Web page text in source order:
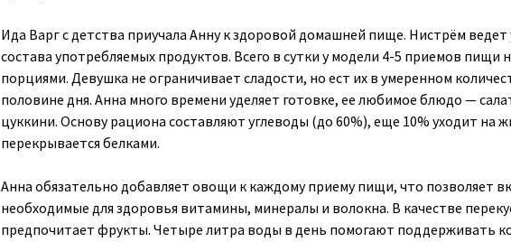
Ида Варг с детства приучала Анну к здоровой домашней пище. Нистрём ведет
состава употребляемых продуктов. Всего в сутки у модели 4-5 приемов пищи
порциями. Девушка не ограничивает сладости, но ест их в умеренном
половине дня. Анна много времени уделяет готовке, ее любимое блюдо —
цуккини. Основу рациона составляют углеводы (до 60%), еще 10% уходит на
перекрывается белками.
Анна обязательно добавляет овощи к каждому приему пищи, что позволяет
необходимые для здоровья витамины, минералы и волокна. В качестве
предпочитает фрукты. Четыре литра воды в день помогают поддерживать